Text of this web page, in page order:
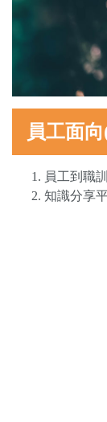
員工面
員工到職
知識分享